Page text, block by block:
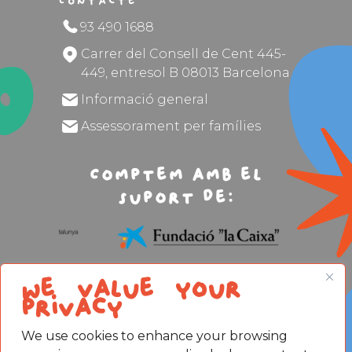
We value your
privacy
We use cookies to enhance your browsing
93 490 1688
Carrer del Consell de Cent 445-
449, entresol B 08013 Barcelona
Informació general
Assessorament per famílies
Comptem amb el
suport de:
Avís legal